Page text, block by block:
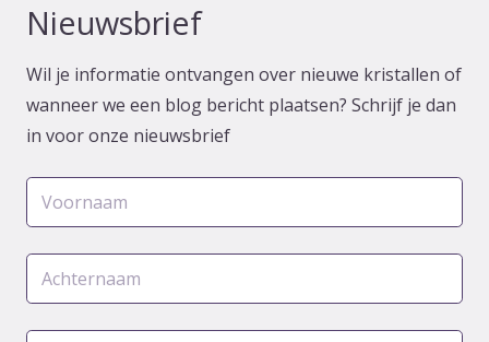
Nieuwsbrief
Wil je informatie ontvangen over nieuwe kristallen of
wanneer we een blog bericht plaatsen? Schrijf je dan
in voor onze nieuwsbrief